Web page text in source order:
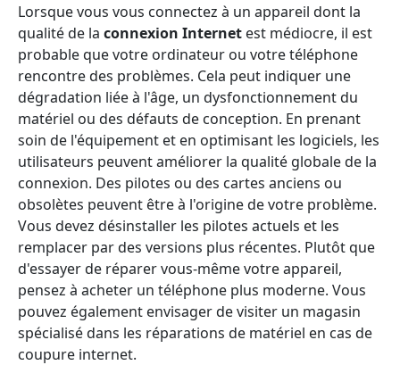
Lorsque vous vous connectez à un appareil dont la
qualité de la connexion Internet est médiocre, il est
probable que votre ordinateur ou votre téléphone
rencontre des problèmes. Cela peut indiquer une
dégradation liée à l'âge, un dysfonctionnement du
matériel ou des défauts de conception. En prenant
soin de l'équipement et en optimisant les logiciels, les
utilisateurs peuvent améliorer la qualité globale de la
connexion. Des pilotes ou des cartes anciens ou
obsolètes peuvent être à l'origine de votre problème.
Vous devez désinstaller les pilotes actuels et les
remplacer par des versions plus récentes. Plutôt que
d'essayer de réparer vous-même votre appareil,
pensez à acheter un téléphone plus moderne. Vous
pouvez également envisager de visiter un magasin
spécialisé dans les réparations de matériel en cas de
coupure internet.